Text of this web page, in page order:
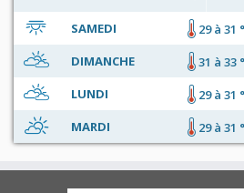
SAMEDI 29 à 31
DIMANCHE
31 à 33
LUNDI
29 à 31
MARDI
29 à 31